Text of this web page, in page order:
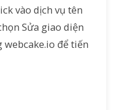
vào dịch vụ tên
Sửa giao diện
để tiến